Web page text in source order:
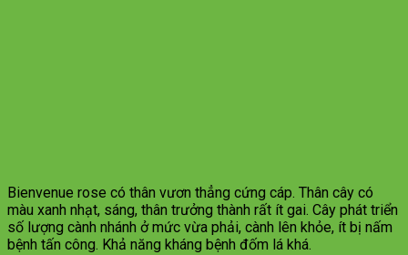
Bienvenue rose có thân vươn thẳng cứng cáp. Thân cây có
màu xanh nhạt, sáng, thân trưởng thành rất ít gai. Cây phát triển
số lượng cành nhánh ở mức vừa phải, cành lên khỏe, ít bị nấm
bệnh tấn công. Khả năng kháng bệnh đốm lá khá.